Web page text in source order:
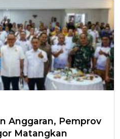
Anggaran, Pemprov
Matangkan